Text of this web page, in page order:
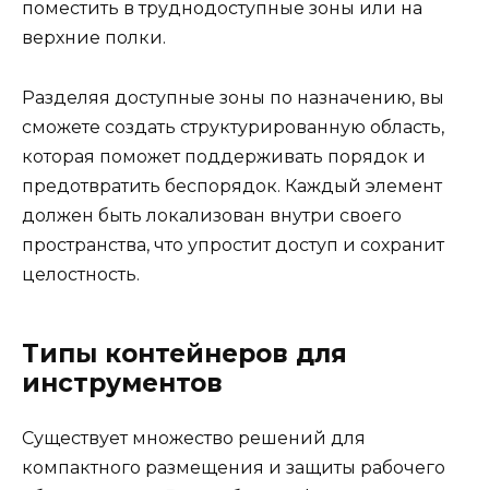
поместить в труднодоступные зоны или на
верхние полки.
Разделяя доступные зоны по назначению, вы
сможете создать структурированную область,
которая поможет поддерживать порядок и
предотвратить беспорядок. Каждый элемент
должен быть локализован внутри своего
пространства, что упростит доступ и сохранит
целостность.
Типы контейнеров для
инструментов
Существует множество решений для
компактного размещения и защиты рабочего